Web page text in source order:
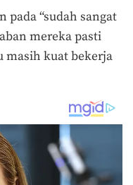
pada “sudah sangat
mereka pasti
masih kuat bekerja